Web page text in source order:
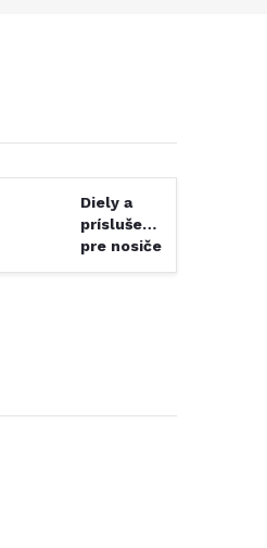
Diely a
príslušenstvo
pre nosiče